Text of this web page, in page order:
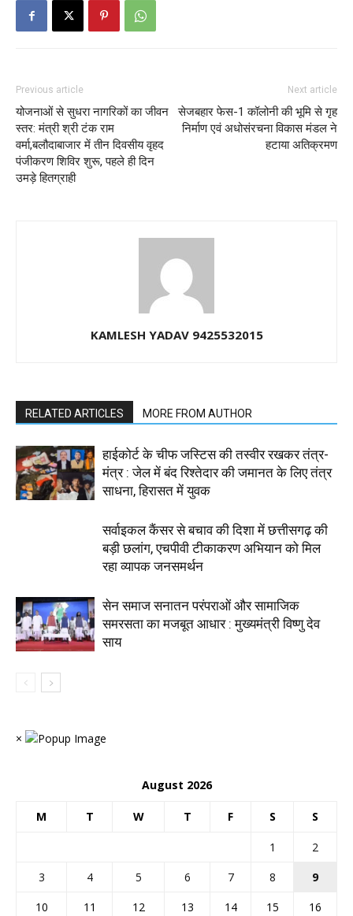
Previous article
योजनाओं से सुधरा नागरिकों का जीवन
स्तर: मंत्री श्री टंक राम
वर्मा,बलौदाबाजार में तीन दिवसीय वृहद
पंजीकरण शिविर शुरू, पहले ही दिन
उमड़े हितग्राही
Next article
सेजबहार फेस-1 कॉलोनी की भूमि से गृह
निर्माण एवं अधोसंरचना विकास मंडल ने
हटाया अतिक्रमण
KAMLESH YADAV 9425532015
RELATED ARTICLES MORE FROM AUTHOR
हाईकोर्ट के चीफ जस्टिस की तस्वीर रखकर तंत्र-
मंत्र : जेल में बंद रिश्तेदार की जमानत के लिए तंत्र
साधना, हिरासत में युवक
सर्वाइकल कैंसर से बचाव की दिशा में छत्तीसगढ़ की
बड़ी छलांग, एचपीवी टीकाकरण अभियान को मिल
रहा व्यापक जनसमर्थन
सेन समाज सनातन परंपराओं और सामाजिक
समरसता का मजबूत आधार : मुख्यमंत्री विष्णु देव
साय
×
August 2026
M T W T F S S
1
2
3
4 5 6 7 8
9
10
11 12 13 14 15
16